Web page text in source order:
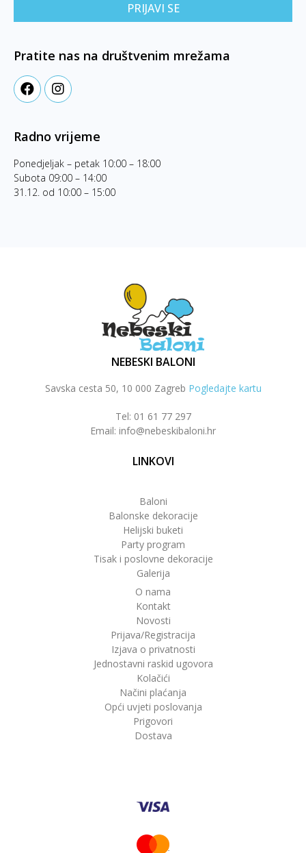
PRIJAVI SE
Pratite nas na društvenim mrežama
Radno vrijeme
Ponedjeljak – petak 10:00 – 18:00
Subota 09:00 – 14:00
31.12. od 10:00 – 15:00
NEBESKI BALONI
Savska cesta 50, 10 000 Zagreb Pogledajte kartu
Tel: 01 61 77 297
Email: info@nebeskibaloni.hr
LINKOVI
Baloni
Balonske dekoracije
Helijski buketi
Party program
Tisak i poslovne dekoracije
Galerija
O nama
Kontakt
Novosti
Prijava/Registracija
Izjava o privatnosti
Jednostavni raskid ugovora
Kolačići
Načini plaćanja
Opći uvjeti poslovanja
Prigovori
Dostava